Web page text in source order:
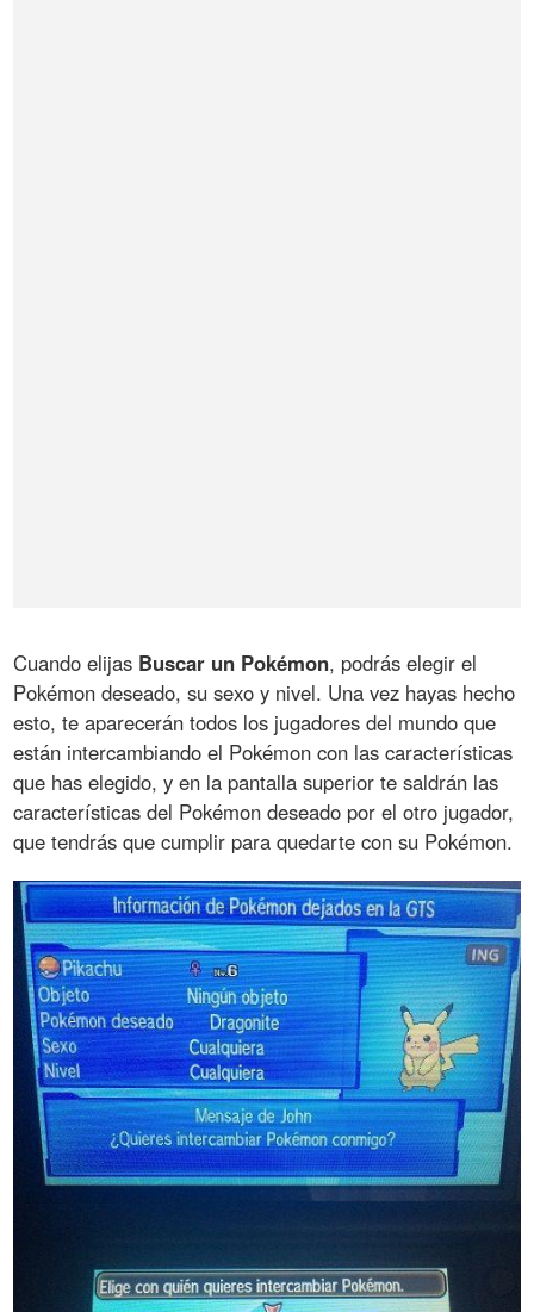
Cuando elijas Buscar un Pokémon, podrás elegir el
Pokémon deseado, su sexo y nivel. Una vez hayas hecho
esto, te aparecerán todos los jugadores del mundo que
están intercambiando el Pokémon con las características
que has elegido, y en la pantalla superior te saldrán las
características del Pokémon deseado por el otro jugador,
que tendrás que cumplir para quedarte con su Pokémon.